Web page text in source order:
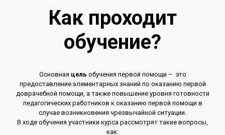
Как проходит
обучение?
Основная цель обучения первой помощи – это
предоставление элементарных знаний по оказанию первой
доврачебной помощи, а также повышение уровня готовности
педагогических работников к оказанию первой помощи в
случае возникновения чрезвычайной ситуации.
В ходе обучения участники курса рассмотрят такие вопросы,
как: